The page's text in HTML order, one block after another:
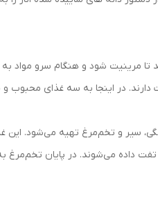
در اینجا به سه غذای محبوب و
سیر و تخم‌مرغ تهیه می‌شود.
می‌شوند. در پایان تخم‌مرغ به